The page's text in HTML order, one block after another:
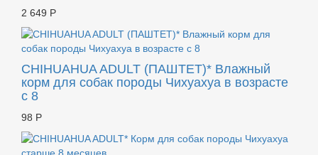
2 649 Р
CHIHUAHUA ADULT (ПАШТЕТ)* Влажный
корм для собак породы Чихуахуа в возрасте
с 8
98 Р